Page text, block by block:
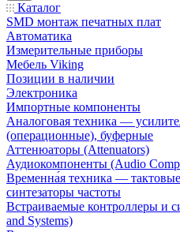
Каталог
SMD монтаж печатных плат
Автоматика
Измерительные приборы
Мебель Viking
Позиции в наличии
Электроника
Импортные компоненты
Аналоговая техника —
(операционные), буферные
Аттенюаторы (Attenuators)
Аудиокомпоненты (Audio
Временна́я техника —
синтезаторы частоты
Встраиваемые контроллеры и
and Systems)